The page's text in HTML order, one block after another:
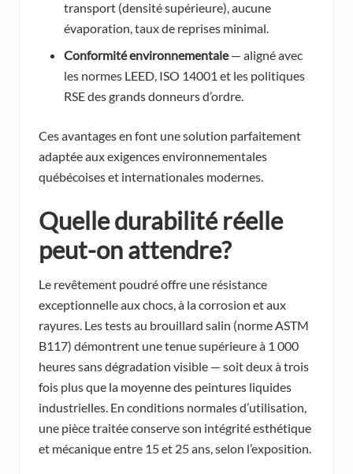
transport (densité supérieure), aucune
évaporation, taux de reprises minimal.
Conformité environnementale— aligné avec
les normes LEED, ISO 14001 et les politiques
RSE des grands donneurs d’ordre.
Ces avantages en font une solution parfaitement
adaptée aux exigences environnementales
québécoises et internationales modernes.
Quelle durabilité réelle
peut-on attendre?
Le revêtement poudré offre une résistance
exceptionnelle aux chocs, à la corrosion et aux
rayures. Les tests au brouillard salin (norme ASTM
B117) démontrent une tenue supérieure à 1 000
heures sans dégradation visible — soit deux à trois
fois plus que la moyenne des peintures liquides
industrielles. En conditions normales d’utilisation,
une pièce traitée conserve son intégrité esthétique
et mécanique entre 15 et 25 ans, selon l’exposition.